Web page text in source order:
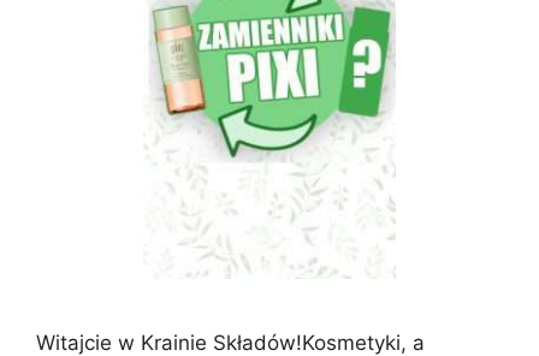
Witajcie w Krainie Składów!Kosmetyki, a